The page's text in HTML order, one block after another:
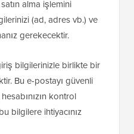
alma işlemini
(ad, adres vb.) ve
gerekecektir.
bilgilerinizle birlikte bir
Bu e-postayı güvenli
kontrol
bilgilere ihtiyacınız